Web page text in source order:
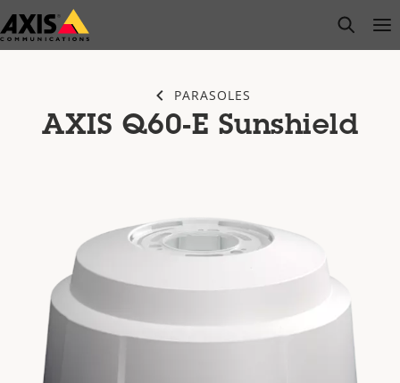
Saltar
al
open
PARASOLES
AXIS Q60-E Sunshield